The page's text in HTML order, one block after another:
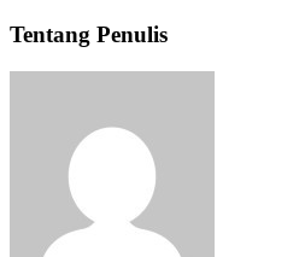
Tentang Penulis